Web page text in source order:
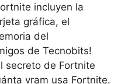
incluyen la
gráfica, el
del
de Tecnobits!
secreto de Fortnite
vram usa Fortnite.